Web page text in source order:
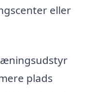
eller
plads